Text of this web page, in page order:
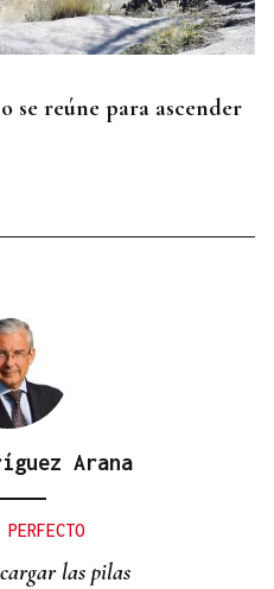
se reúne para ascender
roza el podio del
Arana
las pilas